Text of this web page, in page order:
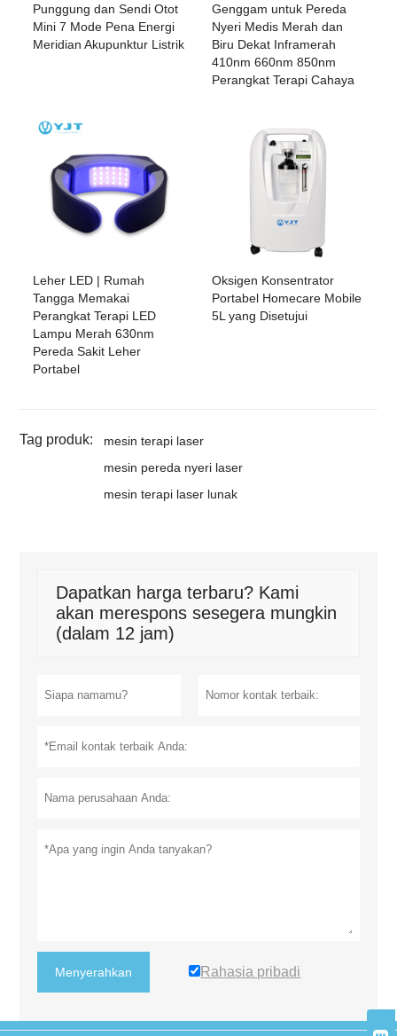
Punggung dan Sendi Otot
Mini 7 Mode Pena Energi
Meridian Akupunktur Listrik
Genggam untuk Pereda
Nyeri Medis Merah dan
Biru Dekat Inframerah
410nm 660nm 850nm
Perangkat Terapi Cahaya
Leher LED | Rumah
Tangga Memakai
Perangkat Terapi LED
Lampu Merah 630nm
Pereda Sakit Leher
Portabel
Oksigen Konsentrator
Portabel Homecare Mobile
5L yang Disetujui
Tag produk:
mesin terapi laser
mesin pereda nyeri laser
mesin terapi laser lunak
Dapatkan harga terbaru? Kami
akan merespons sesegera mungkin
(dalam 12 jam)
Menyerahkan Rahasia pribadi